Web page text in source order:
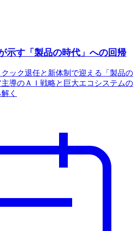
示す「製品の時代」への回帰
ック退任と新体制で迎える「製品の
導のＡＩ戦略と巨大エコシステムの
く